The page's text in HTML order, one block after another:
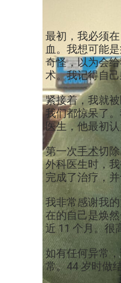
最初，我必须
血。我想可能
奇怪，以为会
术。我记得自
紧接着，我就
我们都惊呆了
医生，他最初
第一次手术切
外科医生时，
完成了治疗，
我非常感谢我
在的自己是焕
近 11 个月。很
如有任何异常
常。44 岁时做